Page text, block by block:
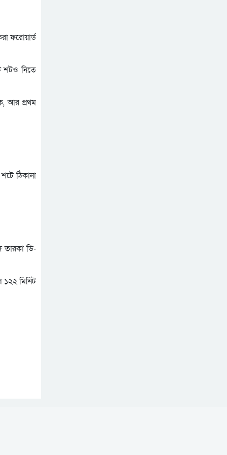
ফরোয়ার্ড
শটও নিতে
আর প্রথম
ঠিকানা
তারকা ডি-
১২২ মিনিট